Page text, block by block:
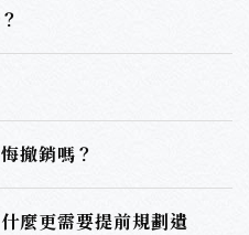
撤銷嗎？
麼更需要提前規劃遺